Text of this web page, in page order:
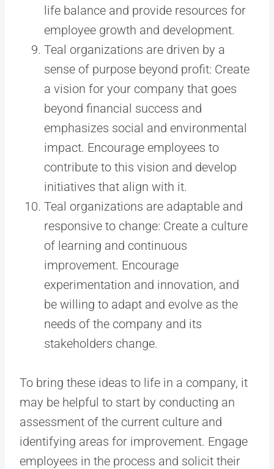
life balance and provide resources for
employee growth and development.
Teal organizations are driven by a
sense of purpose beyond profit: Create
a vision for your company that goes
beyond financial success and
emphasizes social and environmental
impact. Encourage employees to
contribute to this vision and develop
initiatives that align with it.
Teal organizations are adaptable and
responsive to change: Create a culture
of learning and continuous
improvement. Encourage
experimentation and innovation, and
be willing to adapt and evolve as the
needs of the company and its
stakeholders change.
To bring these ideas to life in a company, it
may be helpful to start by conducting an
assessment of the current culture and
identifying areas for improvement. Engage
employees in the process and solicit their